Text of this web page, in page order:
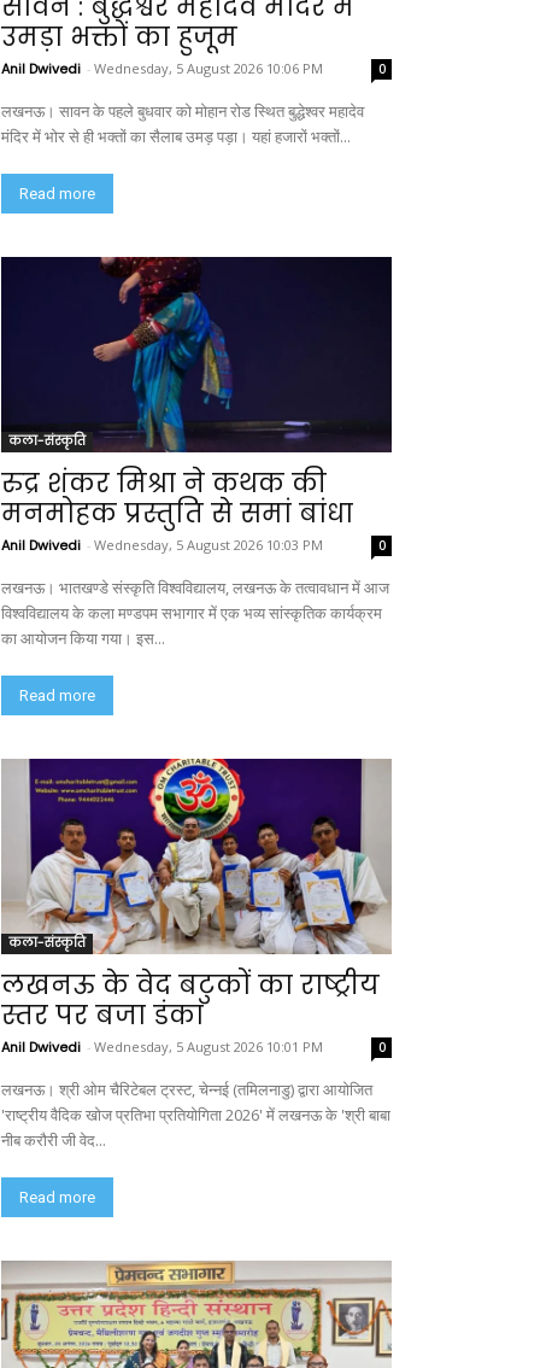
उमड़ा भक्तों का हुजूम
Anil Dwivedi - Wednesday, 5 August 2026 10:06 PM 0
लखनऊ। सावन के पहले बुधवार को मोहान रोड स्थित बुद्धेश्वर महादेव
मंदिर में भोर से ही भक्तों का सैलाब उमड़ पड़ा। यहां हजारों भक्तों...
Read more
कला-संस्कृति
रुद्र शंकर मिश्रा ने कथक की
मनमोहक प्रस्तुति से समां बांधा
Anil Dwivedi - Wednesday, 5 August 2026 10:03 PM 0
लखनऊ। भातखण्डे संस्कृति विश्वविद्यालय, लखनऊ के तत्वावधान में आज
विश्वविद्यालय के कला मण्डपम सभागार में एक भव्य सांस्कृतिक कार्यक्रम
का आयोजन किया गया। इस...
Read more
कला-संस्कृति
लखनऊ के वेद बटुकों का राष्ट्रीय
स्तर पर बजा डंका
Anil Dwivedi - Wednesday, 5 August 2026 10:01 PM 0
लखनऊ। श्री ओम चैरिटेबल ट्रस्ट, चेन्नई (तमिलनाडु) द्वारा आयोजित
'राष्ट्रीय वैदिक खोज प्रतिभा प्रतियोगिता 2026' में लखनऊ के 'श्री बाबा
नीब करौरी जी वेद...
Read more